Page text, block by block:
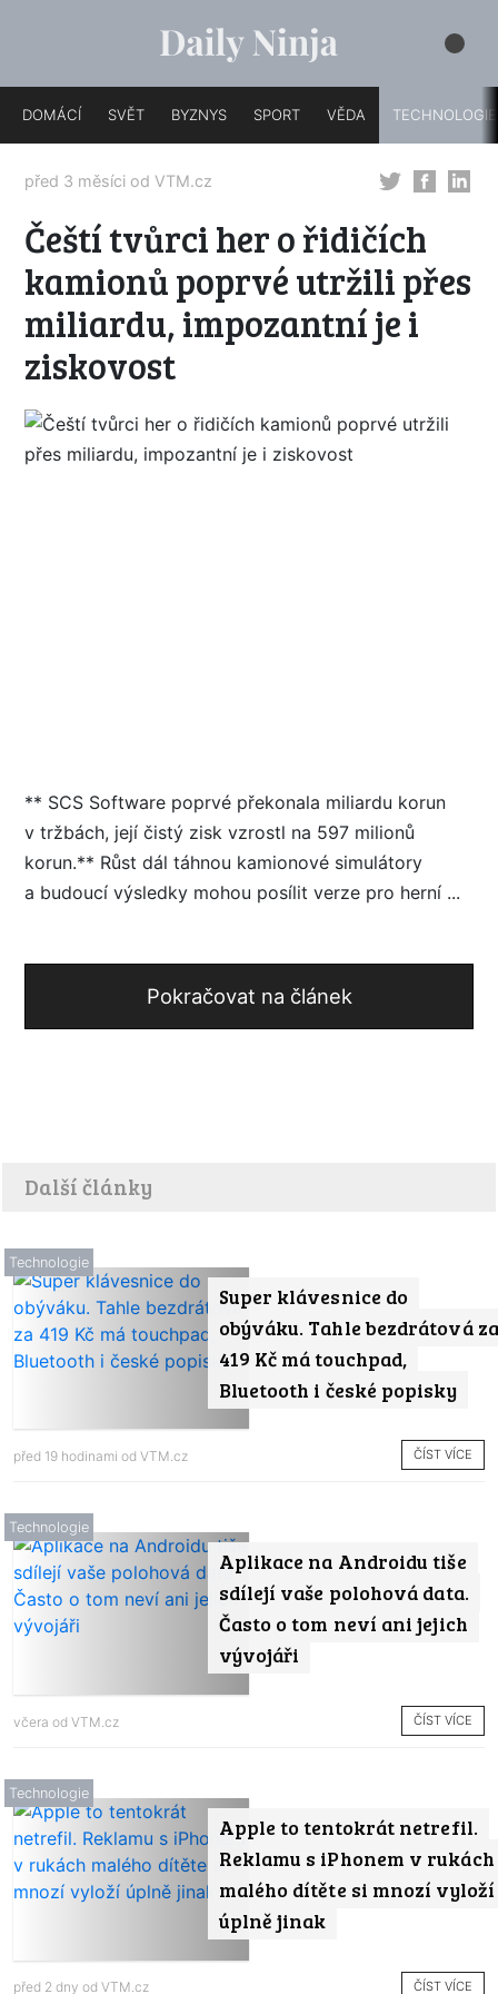
DOMÁCÍ SVĚT BYZNYS SPORT VĚDA TECHNOLOGIE
před 3 měsíci od VTM.cz
Čeští tvůrci her o řidičích
kamionů poprvé utržili přes
miliardu, impozantní je i
ziskovost
** SCS Software poprvé překonala miliardu korun
v tržbách, její čistý zisk vzrostl na 597 milionů
korun.** Růst dál táhnou kamionové simulátory
a budoucí výsledky mohou posílit verze pro herní ...
Pokračovat na článek
Další články
Super klávesnice do
obýváku. Tahle bezdrátová za
419 Kč má touchpad,
Bluetooth i české popisky
Technologie
před 19 hodinami od VTM.cz ČÍST VÍCE
Aplikace na Androidu tiše
sdílejí vaše polohová data.
Často o tom neví ani jejich
vývojáři
Technologie
včera od VTM.cz ČÍST VÍCE
Apple to tentokrát netrefil.
Reklamu s iPhonem v rukách
malého dítěte si mnozí vyloží
úplně jinak
Technologie
před 2 dny od VTM.cz ČÍST VÍCE